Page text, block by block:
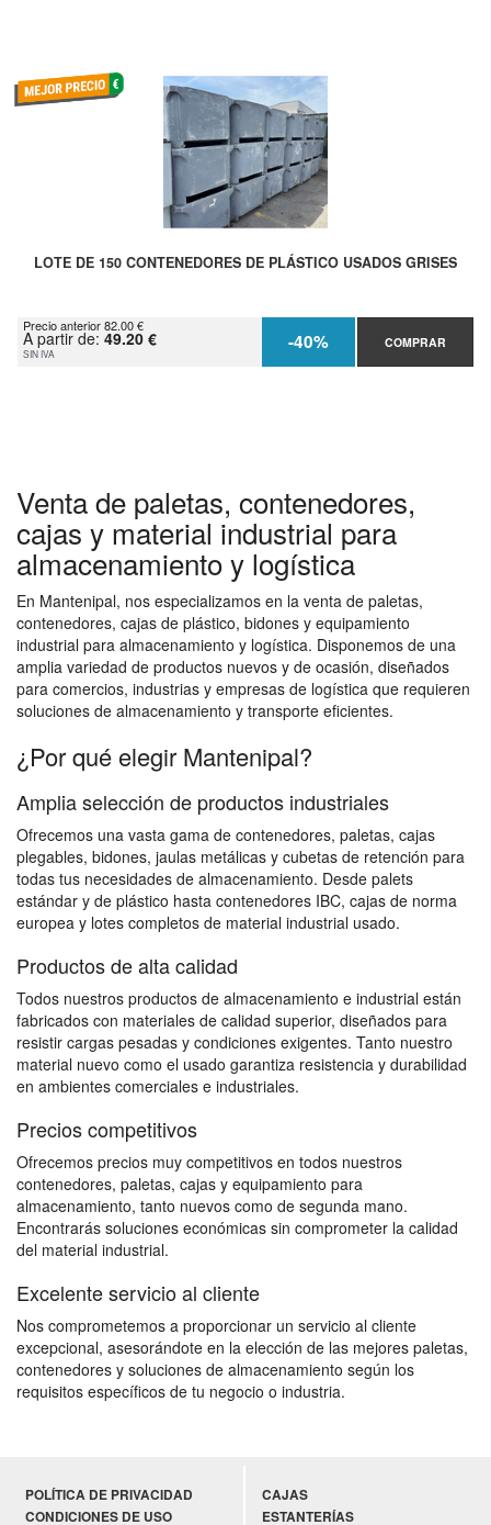
LOTE DE 150 CONTENEDORES DE PLÁSTICO USADOS GRISES
Precio anterior 82.00 €
A partir de: 49.20 €
SIN IVA -40% COMPRAR
Venta de paletas, contenedores,
cajas y material industrial para
almacenamiento y logística
En Mantenipal, nos especializamos en la venta de paletas,
contenedores, cajas de plástico, bidones y equipamiento
industrial para almacenamiento y logística. Disponemos de una
amplia variedad de productos nuevos y de ocasión, diseñados
para comercios, industrias y empresas de logística que requieren
soluciones de almacenamiento y transporte eficientes.
¿Por qué elegir Mantenipal?
Amplia selección de productos industriales
Ofrecemos una vasta gama de contenedores, paletas, cajas
plegables, bidones, jaulas metálicas y cubetas de retención para
todas tus necesidades de almacenamiento. Desde palets
estándar y de plástico hasta contenedores IBC, cajas de norma
europea y lotes completos de material industrial usado.
Productos de alta calidad
Todos nuestros productos de almacenamiento e industrial están
fabricados con materiales de calidad superior, diseñados para
resistir cargas pesadas y condiciones exigentes. Tanto nuestro
material nuevo como el usado garantiza resistencia y durabilidad
en ambientes comerciales e industriales.
Precios competitivos
Ofrecemos precios muy competitivos en todos nuestros
contenedores, paletas, cajas y equipamiento para
almacenamiento, tanto nuevos como de segunda mano.
Encontrarás soluciones económicas sin comprometer la calidad
del material industrial.
Excelente servicio al cliente
Nos comprometemos a proporcionar un servicio al cliente
excepcional, asesorándote en la elección de las mejores paletas,
contenedores y soluciones de almacenamiento según los
requisitos específicos de tu negocio o industria.
POLÍTICA DE PRIVACIDAD
CONDICIONES DE USO
CAJAS
ESTANTERÍAS